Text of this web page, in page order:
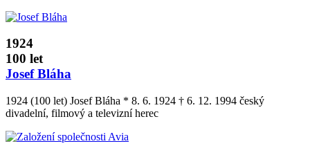
1924
100 let
Josef Bláha
1924 (100 let) Josef Bláha * 8. 6. 1924 † 6. 12. 1994 český
divadelní, filmový a televizní herec